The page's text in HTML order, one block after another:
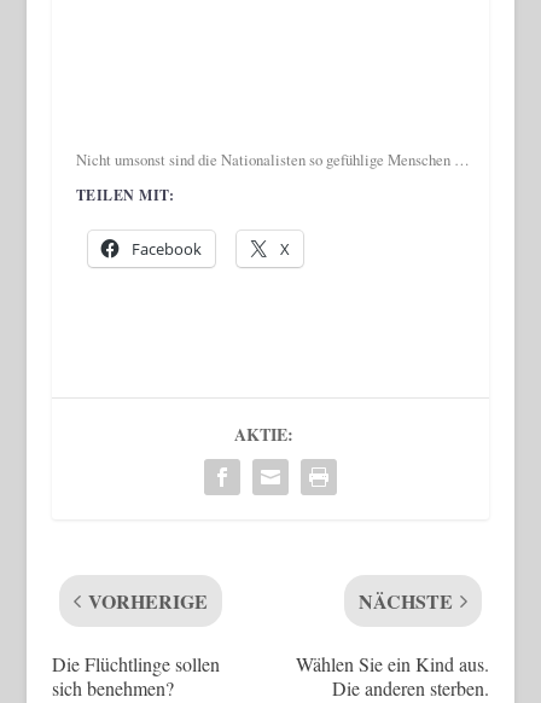
Nicht umsonst sind die Nationalisten so gefühlige Menschen …
TEILEN MIT:
Facebook X
AKTIE:
VORHERIGE
Die Flüchtlinge sollen
sich benehmen?
NÄCHSTE
Wählen Sie ein Kind aus.
Die anderen sterben.